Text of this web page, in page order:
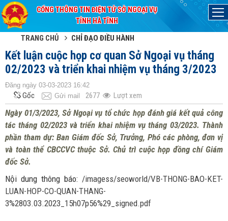
CỔNG THÔNG TIN ĐIỆN TỬ SỞ NGOẠI VỤ
TỈNH HÀ TĨNH
TRANG CHỦ CHỈ ĐẠO ĐIỀU HÀNH
Kết luận cuộc họp cơ quan Sở Ngoại vụ tháng
02/2023 và triển khai nhiệm vụ tháng 3/2023
Đăng ngày 03-03-2023 16:42
Gốc Gửi mail 2677 Lượt xem
Ngày 01/3/2023, Sở Ngoại vụ tổ chức họp đánh giá kết quả công
tác tháng 02/2023 và triển khai nhiệm vụ tháng 03/2023. Thành
phần tham dự: Ban Giám đốc Sở, Trưởng, Phó các phòng, đơn vị
và toàn thể CBCCVC thuộc Sở. Chủ trì cuộc họp đồng chí Giám
đốc Sở.
Nội dung thông báo: /imagess/seoworld/VB-THONG-BAO-KET-
LUAN-HOP-CO-QUAN-THANG-
3%2803.03.2023_15h07p56%29_signed.pdf
Đã kết nối EMC